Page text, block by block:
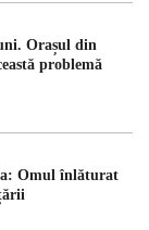
Orașul din
problemă
Omul înlăturat